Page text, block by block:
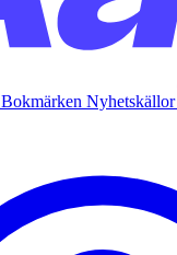
Bokmärken Nyhetskällor